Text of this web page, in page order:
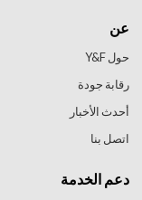
عن
حول Y&F
رقابة جودة
أحدث الأخبار
اتصل بنا
دعم الخدمة